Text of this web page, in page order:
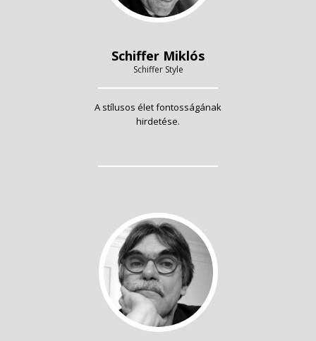
Schiffer Miklós
Schiffer Style
A stílusos élet fontosságának
hirdetése.